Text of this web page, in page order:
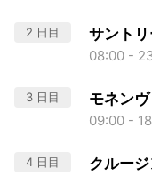
2 日目 サント
08:00 -
3 日目 モネン
09:00 -
4 日目 クルー